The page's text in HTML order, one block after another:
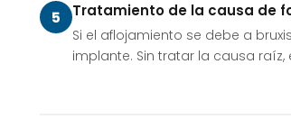
Tratamiento de la causa de
Si el aflojamiento se debe a
implante. Sin tratar la causa